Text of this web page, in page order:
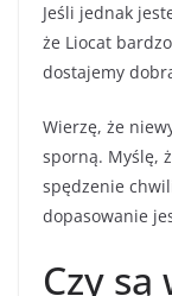
Jeśli jednak
że Liocat
dostajemy
Wierzę, że
sporną. Myślę,
spędzenie
dopasowanie
Czy